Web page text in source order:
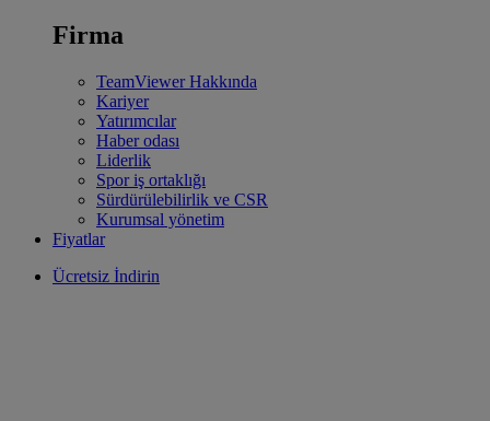
Firma
TeamViewer Hakkında
Kariyer
Yatırımcılar
Haber odası
Liderlik
Spor iş ortaklığı
Sürdürülebilirlik ve CSR
Kurumsal yönetim
Fiyatlar
Ücretsiz İndirin